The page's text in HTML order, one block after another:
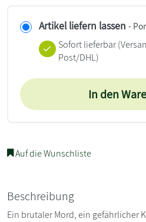
Artikel liefern lassen -
Sofort lieferbar
Post/DHL)
In den
Auf die Wunschliste
Beschreibung
Ein brutaler Mord, ein gefährlicher